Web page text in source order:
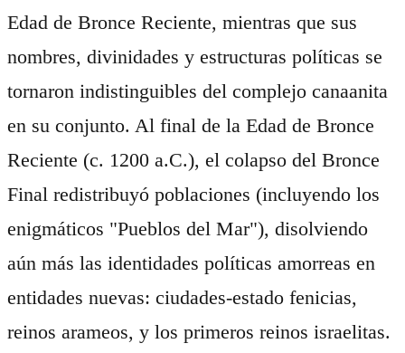
Edad de Bronce Reciente, mientras que sus
nombres, divinidades y estructuras políticas se
tornaron indistinguibles del complejo canaanita
en su conjunto. Al final de la Edad de Bronce
Reciente (c. 1200 a.C.), el colapso del Bronce
Final redistribuyó poblaciones (incluyendo los
enigmáticos "Pueblos del Mar"), disolviendo
aún más las identidades políticas amorreas en
entidades nuevas: ciudades-estado fenicias,
reinos arameos, y los primeros reinos israelitas.